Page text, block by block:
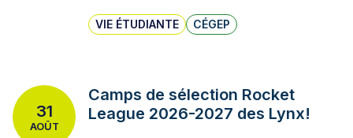
VIE ÉTUDIANTE CÉGEP
31
AOÛT
Camps de sélection Rocket
League 2026-2027 des Lynx!